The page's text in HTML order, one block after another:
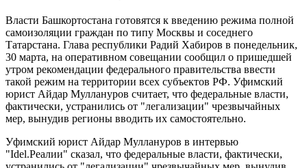
Власти Башкортостана готовятся к введению режима полной
самоизоляции граждан по типу Москвы и соседнего
Татарстана. Глава республики Радий Хабиров в понедельник,
30 марта, на оперативном совещании сообщил о пришедшей
утром рекомендации федерального правительства ввести
такой режим на территории всех субъектов РФ. Уфимский
юрист Айдар Муллануров считает, что федеральные власти,
фактически, устранились от "легализации" чрезвычайных
мер, вынудив регионы вводить их самостоятельно.
Уфимский юрист Айдар Муллануров в интервью
"Idel.Реалии" сказал, что федеральные власти, фактически,